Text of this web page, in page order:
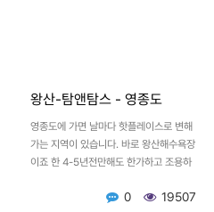
왕산-탐앤탐스 - 영종도
영종도에 가면 날마다 핫플레이스로 변해
가는 지역이 있습니다. 바로 왕산해수욕장
이죠 한 4-5년전만해도 한가하고 조용하
요트항구도 생기고 투썸…
0 19507